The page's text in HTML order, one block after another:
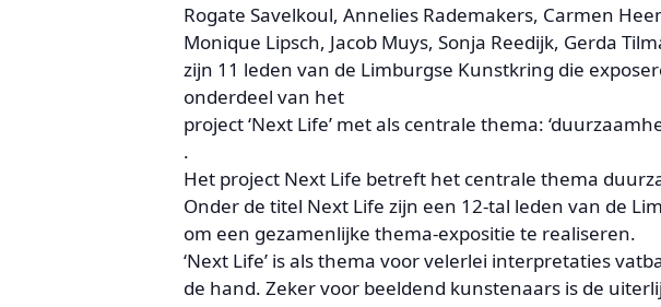
Rogate Savelkoul, Annelies Rademakers, Carmen
Monique Lipsch, Jacob Muys, Sonja Reedijk, Gerda
zijn 11 leden van de Limburgse Kunstkring die
onderdeel van het
project ‘Next Life’ met als centrale thema:
.
Het project Next Life betreft het centrale thema
Onder de titel Next Life zijn een 12-tal leden van de
om een gezamenlijke thema-expositie te realiseren.
‘Next Life’ is als thema voor velerlei interpretaties
de hand. Zeker voor beeldend kunstenaars is de